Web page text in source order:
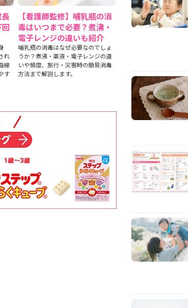
れ
線
す
【看護師監修】哺乳瓶の消
毒はいつまで必要？煮沸・
電子レンジの違いも紹介
哺乳瓶の消毒はなぜ必要なのでしょ
うか？煮沸・薬液・電子レンジの違
いや頻度、旅行・災害時の簡易消毒
方法まで解説します。